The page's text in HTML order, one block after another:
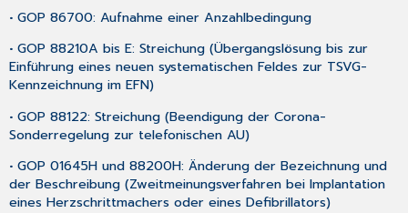
• GOP 86700: Aufnahme einer Anzahlbedingung
• GOP 88210A bis E: Streichung (Übergangslösung bis zur
Einführung eines neuen systematischen Feldes zur TSVG-
Kennzeichnung im EFN)
• GOP 88122: Streichung (Beendigung der Corona-
Sonderregelung zur telefonischen AU)
• GOP 01645H und 88200H: Änderung der Bezeichnung und
der Beschreibung (Zweitmeinungsverfahren bei Implantation
eines Herzschrittmachers oder eines Defibrillators)